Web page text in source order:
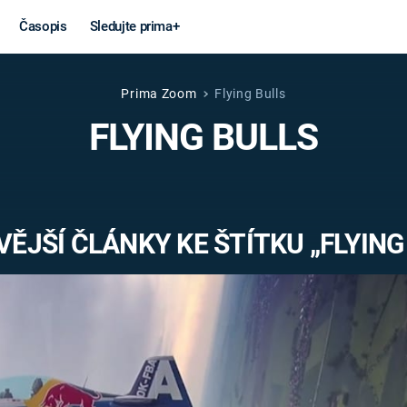
Časopis Sledujte prima+
Věda a
technika
MARS
VÁLEČNÉ
Záhady a
Prima Zoom Flying Bulls
FLYING BULLS
ČLÁNKY KE ŠTÍTKU